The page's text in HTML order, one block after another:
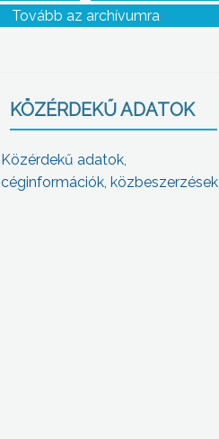
Tovább az archívumra
KÖZÉRDEKŰ ADATOK
Közérdekű adatok,
céginformációk, közbeszerzések